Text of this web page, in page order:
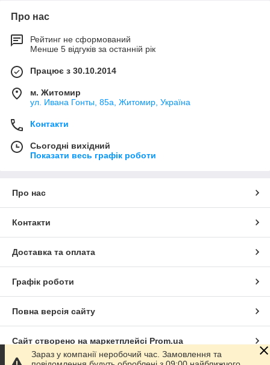
Про нас
Рейтинг не сформований
Менше 5 відгуків за останній рік
Працює з 30.10.2014
м. Житомир
ул. Ивана Гонты, 85а, Житомир, Україна
Контакти
Сьогодні вихідний
Показати весь графік роботи
Про нас
Контакти
Доставка та оплата
Графік роботи
Повна версія сайту
Сайт створено на маркетплейсі Prom.ua
Зараз у компанії неробочий час. Замовлення та